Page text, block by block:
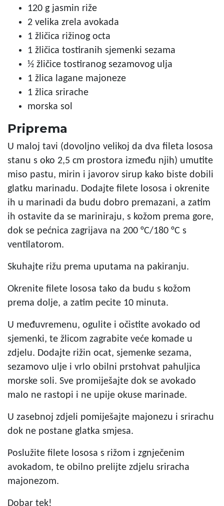
120 g jasmin riže
2 velika zrela avokada
1 žličica rižinog octa
1 žličica tostiranih sjemenki sezama
½ žličice tostiranog sezamovog ulja
1 žlica lagane majoneze
1 žlica srirache
morska sol
Priprema
U maloj tavi (dovoljno velikoj da dva fileta lososa
stanu s oko 2,5 cm prostora između njih) umutite
miso pastu, mirin i javorov sirup kako biste dobili
glatku marinadu. Dodajte filete lososa i okrenite
ih u marinadi da budu dobro premazani, a zatim
ih ostavite da se mariniraju, s kožom prema gore,
dok se pećnica zagrijava na 200 °C/180 °C s
ventilatorom.
Skuhajte rižu prema uputama na pakiranju.
Okrenite filete lososa tako da budu s kožom
prema dolje, a zatim pecite 10 minuta.
U međuvremenu, ogulite i očistite avokado od
sjemenki, te žlicom zagrabite veće komade u
zdjelu. Dodajte rižin ocat, sjemenke sezama,
sezamovo ulje i vrlo obilni prstohvat pahuljica
morske soli. Sve promiješajte dok se avokado
malo ne rastopi i ne upije okuse marinade.
U zasebnoj zdjeli pomiješajte majonezu i srirachu
dok ne postane glatka smjesa.
Poslužite filete lososa s rižom i zgnječenim
avokadom, te obilno prelijte zdjelu sriracha
majonezom.
Dobar tek!